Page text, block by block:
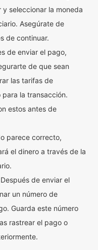
seleccionar la moneda
Asegúrate de
de continuar.
de enviar el pago,
de que sean
las tarifas de
la transacción.
estos antes de
parece correcto,
el dinero a través de la
Después de enviar el
un número de
Guarda este número
rastrear el pago o